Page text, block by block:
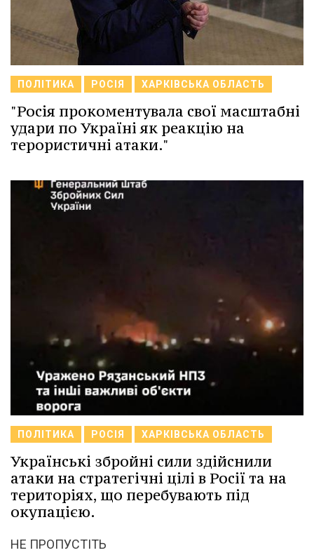
ПОЛІТИКА РОСІЯ ХАРКІВСЬКА ОБЛАСТЬ
"Росія прокоментувала свої масштабні
удари по Україні як реакцію на
терористичні атаки."
ПОЛІТИКА РОСІЯ ХАРКІВСЬКА ОБЛАСТЬ
Українські збройні сили здійснили
атаки на стратегічні цілі в Росії та на
територіях, що перебувають під
окупацією.
НЕ ПРОПУСТІТЬ